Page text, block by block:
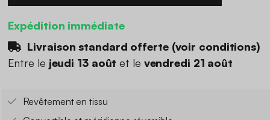
Expédition immédiate
Livraison standard offerte (voir conditions)
Entre le jeudi 13 août et le vendredi 21 août
Revêtement en tissu